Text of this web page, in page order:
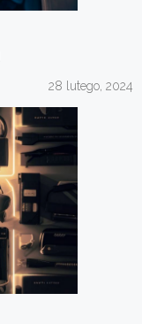
28 lutego, 2024